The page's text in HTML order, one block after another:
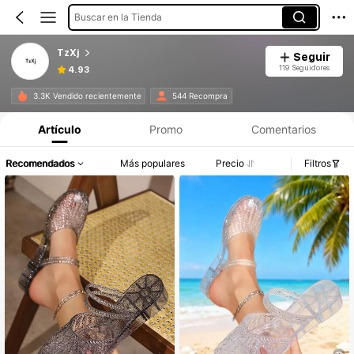
Buscar en la Tienda
TzXj
4.93
Seguir
119 Seguidores
3.3K Vendido recientemente 544 Recompra
Artículo Promo Comentarios
Recomendados Más populares Precio Filtros